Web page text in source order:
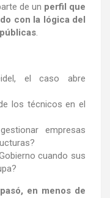
de un perfil que
con la lógica del
.
el caso abre
los técnicos en el
empresas
cuando sus
en menos de